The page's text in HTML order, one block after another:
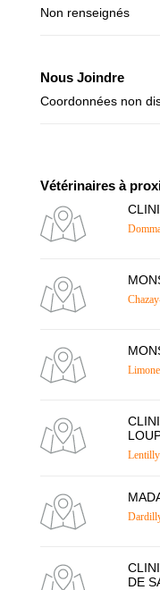
Non renseignés
Nous Joindre
Coordonnées non
Vétérinaires à
DE